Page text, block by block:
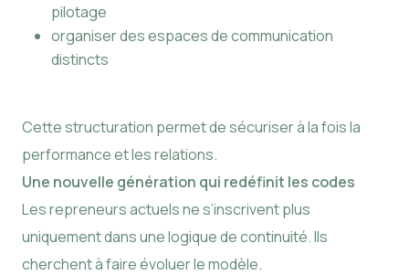
pilotage
organiser des espaces de communication
distincts
Cette structuration permet de sécuriser à la fois la
performance et les relations.
Une nouvelle génération qui redéfinit les codes
Les repreneurs actuels ne s’inscrivent plus
uniquement dans une logique de continuité. Ils
cherchent à faire évoluer le modèle.